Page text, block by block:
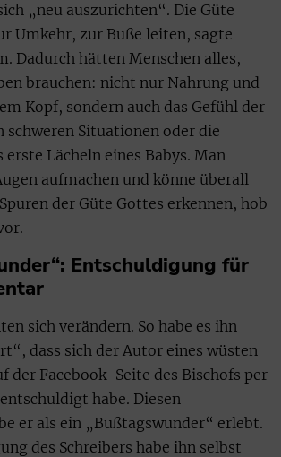
„neu auszurichten“. Die Güte
Umkehr, zur Buße leiten, sagte
Dadurch hätten Menschen alles,
brauchen: nicht nur Nahrung und
Kopf, sondern auch das Gefühl der
schweren Situationen oder die
erste Lächeln eines Babys. Man
aufmachen und könne überall
der Güte Gottes erkennen, hob
Entschuldigung für
sich verändern. So habe es ihn
dass sich der Autor eines wüsten
der Facebook-Seite des Bischofs per
habe. Diesen
er als ein „Bußtagswunder“ erlebt.
des Schreibers habe ihn selbst